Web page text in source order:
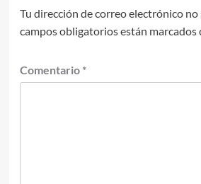
Tu dirección de correo electrónico no
campos obligatorios están marcados
Comentario *